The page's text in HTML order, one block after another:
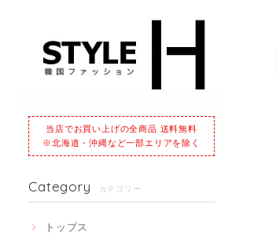
当店でお買い上げの全商品 送料無料
※北海道・沖縄など一部エリアを除く
Category カテゴリー
トップス